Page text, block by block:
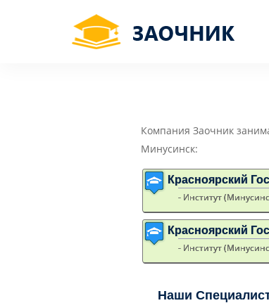
Компания Заочник
Минусинск:
Красноярский
- Институт
Красноярский
- Институт
Наши